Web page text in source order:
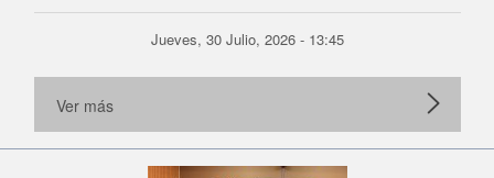
Jueves, 30 Julio, 2026 - 13:45
Ver más